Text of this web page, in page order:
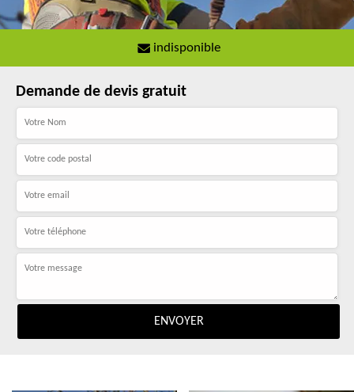
indisponible
Demande de devis gratuit